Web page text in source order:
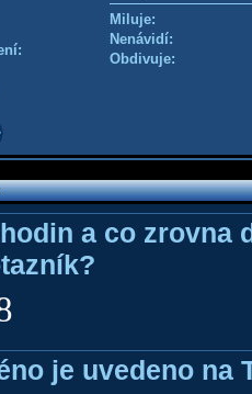
Miluje:
Nenávidí:
Obdivuje:
a co zrovna
je uvedeno na